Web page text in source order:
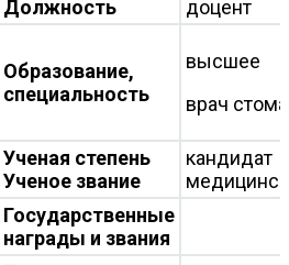
Должность доцент
Образование,
специальность
высшее
врач
Ученая степень
Ученое звание
кандидат
Государственные
награды и звания